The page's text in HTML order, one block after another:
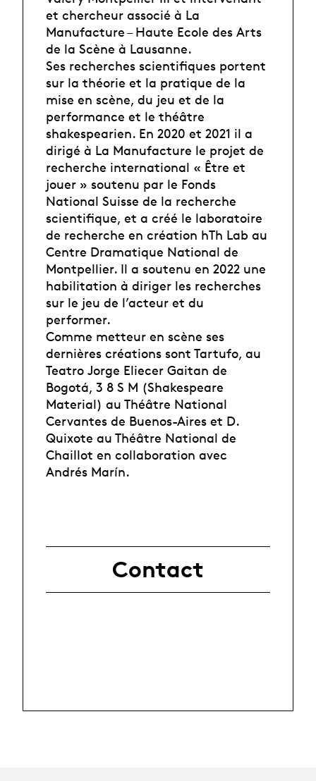
et chercheur associé à La
Manufacture – Haute Ecole des Arts
de la Scène à Lausanne.
Ses recherches scientifiques portent
sur la théorie et la pratique de la
mise en scène, du jeu et de la
performance et le théâtre
shakespearien. En 2020 et 2021 il a
dirigé à La Manufacture le projet de
recherche international « Être et
jouer » soutenu par le Fonds
National Suisse de la recherche
scientifique, et a créé le laboratoire
de recherche en création hTh Lab au
Centre Dramatique National de
Montpellier. Il a soutenu en 2022 une
habilitation à diriger les recherches
sur le jeu de l’acteur et du
performer.
Comme metteur en scène ses
dernières créations sont Tartufo, au
Teatro Jorge Eliecer Gaitan de
Bogotá, 3 8 S M (Shakespeare
Material) au Théâtre National
Cervantes de Buenos-Aires et D.
Quixote au Théâtre National de
Chaillot en collaboration avec
Andrés Marín.
Contact